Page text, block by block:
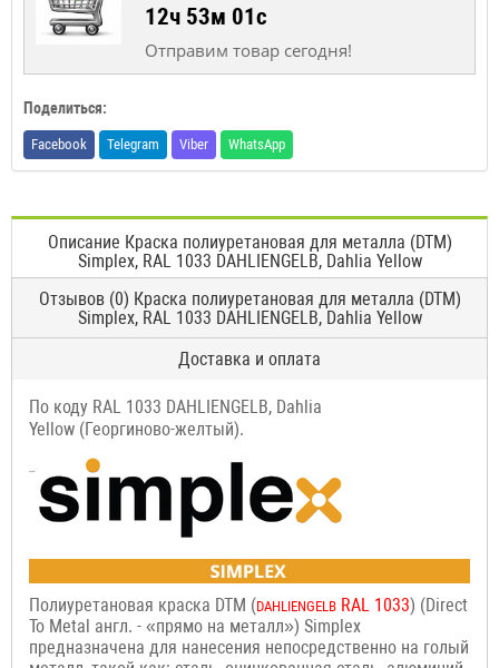
12ч 53м 00с
Отправим товар сегодня!
Поделиться:
Facebook Telegram Viber WhatsApp
Описание Краска полиуретановая для металла (DTM)
Simplex, RAL 1033 DAHLIENGELB, Dahlia Yellow
Отзывов (0) Краска полиуретановая для металла (DTM)
Simplex, RAL 1033 DAHLIENGELB, Dahlia Yellow
Доставка и оплата
По коду RAL 1033 DAHLIENGELB, Dahlia
Yellow (Георгиново-желтый).
Полиуретановая краска DTM (DAHLIENGELB RAL 1033) (Direct
To Metal англ. - «прямо на металл») Simplex
предназначена для нанесения непосредственно на голый